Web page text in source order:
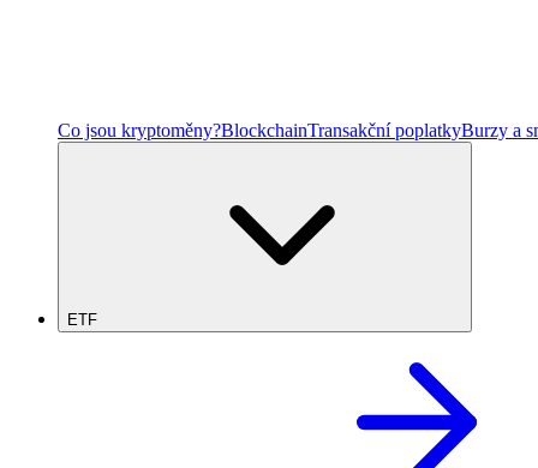
Co jsou kryptoměny?BlockchainTransakční poplatkyBurzy a
ETF